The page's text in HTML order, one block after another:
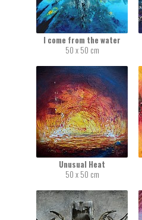
I come from the water
50 x 50 cm
Unusual Heat
50 x 50 cm